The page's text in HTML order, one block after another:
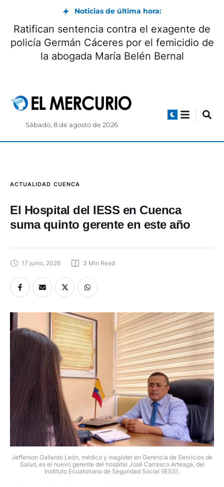
Noticias de última hora:
Ratifican sentencia contra el exagente de
policía Germán Cáceres por el femicidio de
la abogada María Belén Bernal
Sábado, 8 de agosto de 2026
ACTUALIDAD CUENCA
El Hospital del IESS en Cuenca
suma quinto gerente en este año
17 junio, 2026 3 Min Read
Jefferson Gallardo León, médico y magíster en Gerencia de Servicios de
Salud, es el nuevo gerente del hospital José Carrasco Arteaga, del
Instituto Ecuatoriano de Seguridad Social (IESS),